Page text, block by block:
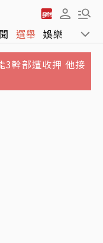
選舉 娛樂 運動
3幹部遭收押 他接